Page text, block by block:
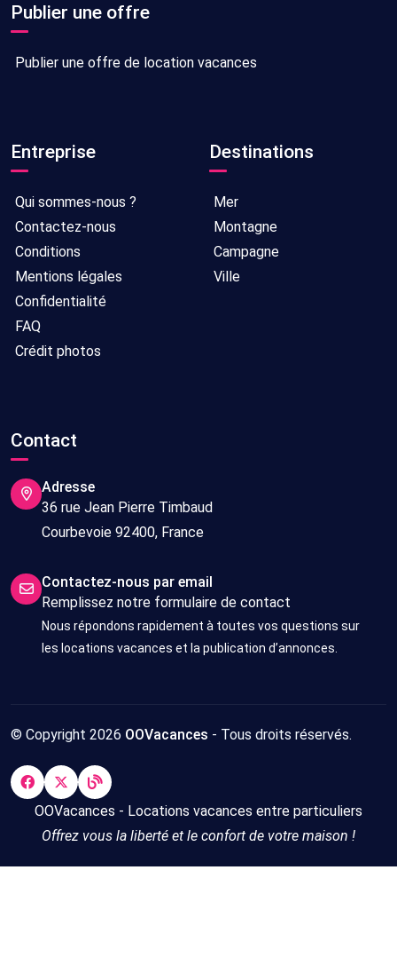
Publier une offre
Publier une offre de location vacances
Entreprise
Qui sommes-nous ?
Contactez-nous
Conditions
Mentions légales
Confidentialité
FAQ
Crédit photos
Destinations
Mer
Montagne
Campagne
Ville
Contact
Adresse
36 rue Jean Pierre Timbaud
Courbevoie 92400, France
Contactez-nous par email
Remplissez notre formulaire de contact
Nous répondons rapidement à toutes vos questions sur
les locations vacances et la publication d’annonces.
© Copyright 2026 OOVacances - Tous droits réservés.
OOVacances - Locations vacances entre particuliers
Offrez vous la liberté et le confort de votre maison !